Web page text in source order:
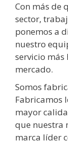
Con más de
sector,
ponemos a
nuestro
servicio más
mercado.
Somos
Fabricamos
mayor
que nuestra
marca líder